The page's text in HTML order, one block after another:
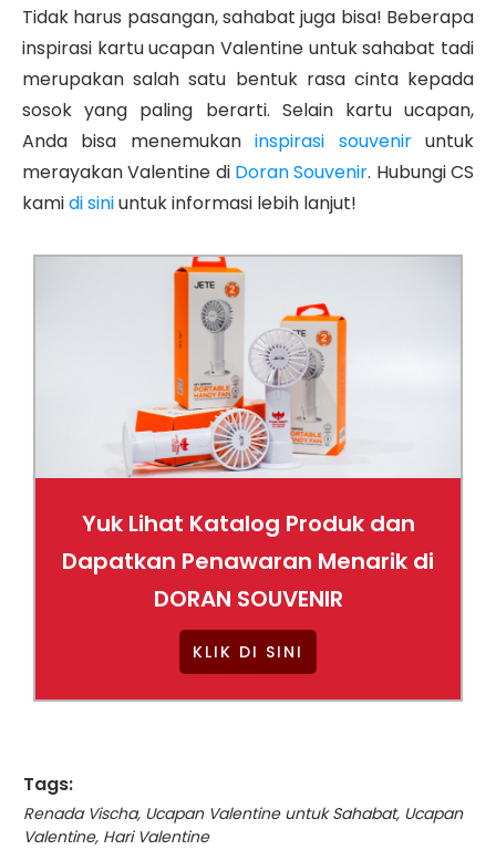
Tidak harus pasangan, sahabat juga bisa! Beberapa
inspirasi kartu ucapan Valentine untuk sahabat tadi
merupakan salah satu bentuk rasa cinta kepada
sosok yang paling berarti. Selain kartu ucapan,
Anda bisa menemukaninspirasi souveniruntuk
merayakan Valentine di Doran Souvenir. Hubungi CS
kamidi siniuntuk informasi lebih lanjut!
Yuk Lihat Katalog Produk dan
Dapatkan Penawaran Menarik di
DORAN SOUVENIR
KLIK DI SINI
Tags:
Renada Vischa, Ucapan Valentine untuk Sahabat, Ucapan
Valentine, Hari Valentine